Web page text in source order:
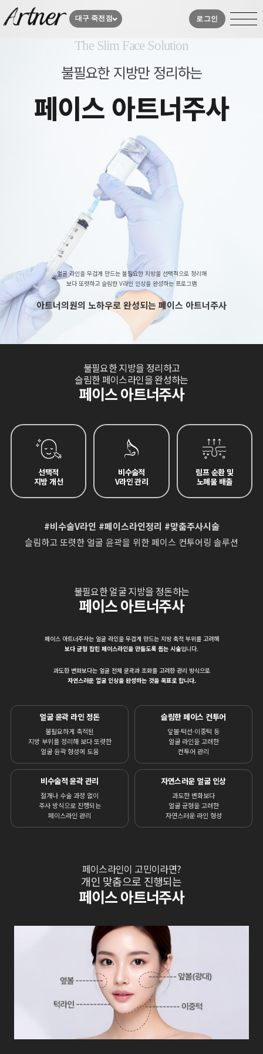
대구 죽전점 로그인
The Slim Face Solution
불필요한 지방만 정리하는
페이스 아트너주사
얼굴 라인을 무겁게 만드는 불필요한 지방을 선택적으로 정리해
보다 또렷하고 슬림한 V라인 인상을 완성하는 프로그램
아트너의원의 노하우로 완성되는 페이스 아트너주사
불필요한 지방을 정리하고
슬림한 페이스라인을 완성하는
페이스 아트너주사
선택적
지방 개선
비수술적
V라인 관리
림프 순환 및
노폐물 배출
#비수술V라인 #페이스라인정리 #맞춤주사시술
슬림하고 또렷한 얼굴 윤곽을 위한 페이스 컨투어링 솔루션
불필요한 얼굴 지방을 정돈하는
페이스 아트너주사
페이스 아트너주사는 얼굴 라인을 무겁게 만드는 지방 축적 부위를 고려해
보다 균형 잡힌 페이스라인을 만들도록 돕는 시술입니다.
과도한 변화보다는 얼굴 전체 윤곽과 조화를 고려한 관리 방식으로
자연스러운 얼굴 인상을 완성하는 것을 목표로 합니다.
얼굴 윤곽 라인 정돈
불필요하게 축적된
지방 부위를 정리해 보다 또렷한
얼굴 윤곽 형성에 도움
슬림한 페이스 컨투어
앞볼·턱선·이중턱 등
얼굴 라인을 고려한
컨투어 관리
비수술적 윤곽 관리
절개나 수술 과정 없이
주사 방식으로 진행되는
페이스라인 관리
자연스러운 얼굴 인상
과도한 변화보다
얼굴 균형을 고려한
자연스러운 라인 형성
페이스라인이 고민이라면?
개인 맞춤으로 진행되는
페이스 아트너주사